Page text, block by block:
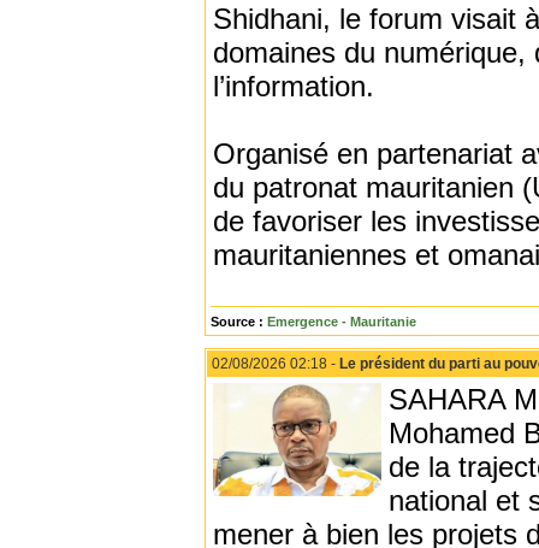
Shidhani, le forum visait
domaines du
l’information.
Organisé en partenariat
du patronat mauritanien
de favoriser les
mauritaniennes et
Source : Emergence - Mauritanie
02/08/2026 02:18 - Le président du parti au
SAHARA
Mohamed
de la
national et
mener à bien les projets